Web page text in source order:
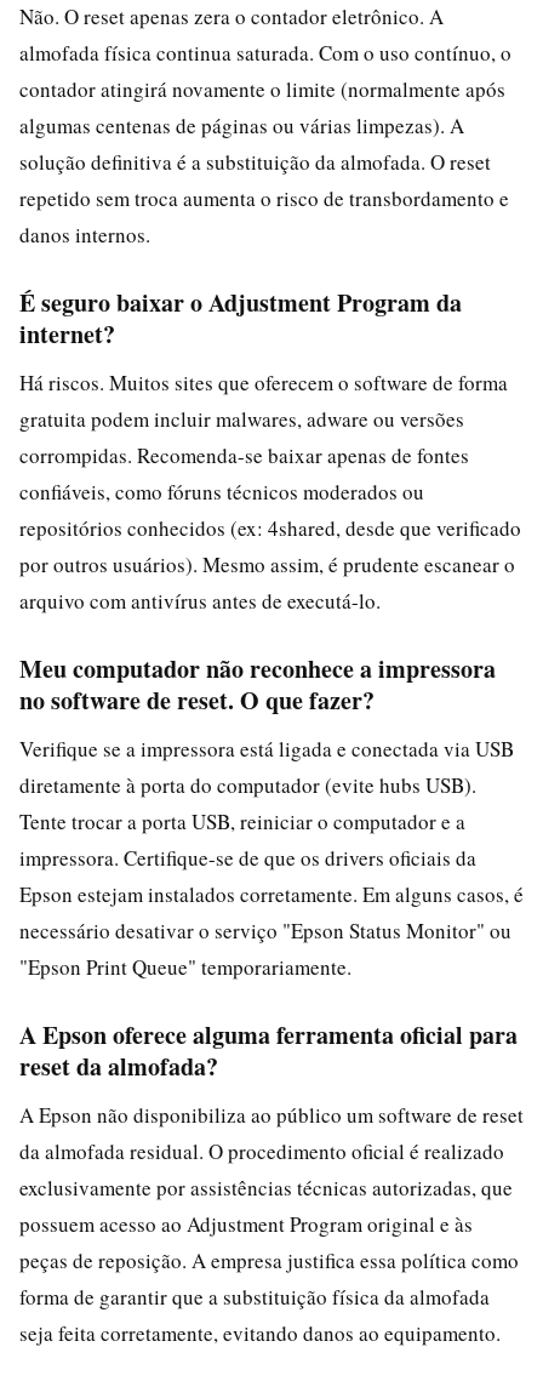
Não. O reset apenas zera o contador eletrônico. A
almofada física continua saturada. Com o uso contínuo, o
contador atingirá novamente o limite (normalmente após
algumas centenas de páginas ou várias limpezas). A
solução definitiva é a substituição da almofada. O reset
repetido sem troca aumenta o risco de transbordamento e
danos internos.
É seguro baixar o Adjustment Program da
internet?
Há riscos. Muitos sites que oferecem o software de forma
gratuita podem incluir malwares, adware ou versões
corrompidas. Recomenda-se baixar apenas de fontes
confiáveis, como fóruns técnicos moderados ou
repositórios conhecidos (ex: 4shared, desde que verificado
por outros usuários). Mesmo assim, é prudente escanear o
arquivo com antivírus antes de executá-lo.
Meu computador não reconhece a impressora
no software de reset. O que fazer?
Verifique se a impressora está ligada e conectada via USB
diretamente à porta do computador (evite hubs USB).
Tente trocar a porta USB, reiniciar o computador e a
impressora. Certifique-se de que os drivers oficiais da
Epson estejam instalados corretamente. Em alguns casos, é
necessário desativar o serviço "Epson Status Monitor" ou
"Epson Print Queue" temporariamente.
A Epson oferece alguma ferramenta oficial para
reset da almofada?
A Epson não disponibiliza ao público um software de reset
da almofada residual. O procedimento oficial é realizado
exclusivamente por assistências técnicas autorizadas, que
possuem acesso ao Adjustment Program original e às
peças de reposição. A empresa justifica essa política como
forma de garantir que a substituição física da almofada
seja feita corretamente, evitando danos ao equipamento.